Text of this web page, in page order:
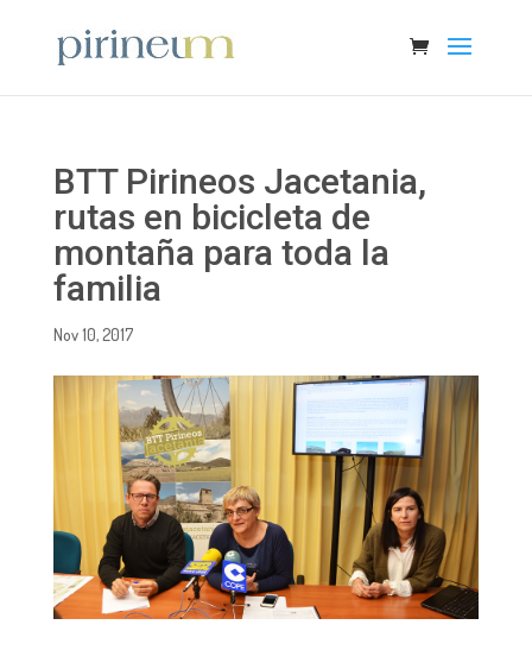
BTT Pirineos Jacetania,
rutas en bicicleta de
montaña para toda la
familia
Nov 10, 2017